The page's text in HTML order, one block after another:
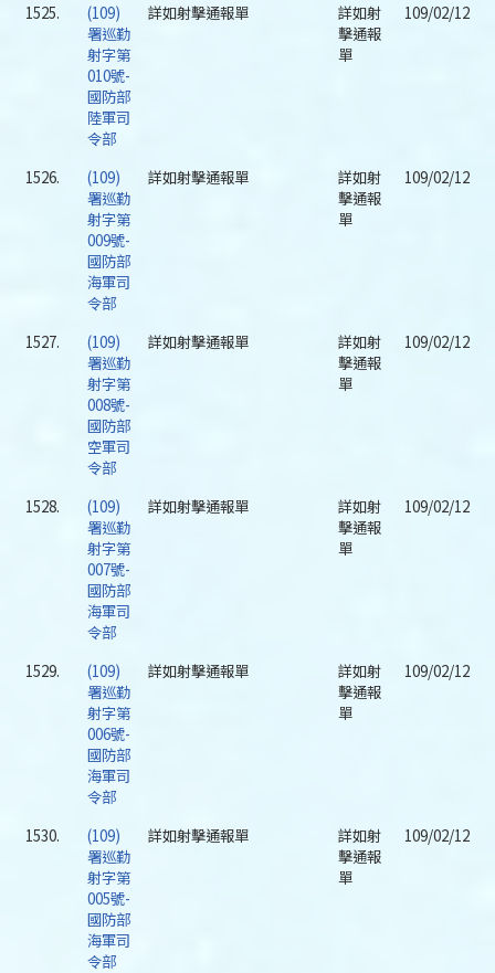
1525.
(109)
署巡勤
射字第
010號-
國防部
陸軍司
令部
詳如射擊通報單
詳如射
擊通報
單
109/02/12
1526.
(109)
署巡勤
射字第
009號-
國防部
海軍司
令部
詳如射擊通報單
詳如射
擊通報
單
109/02/12
1527.
(109)
署巡勤
射字第
008號-
國防部
空軍司
令部
詳如射擊通報單
詳如射
擊通報
單
109/02/12
1528.
(109)
署巡勤
射字第
007號-
國防部
海軍司
令部
詳如射擊通報單
詳如射
擊通報
單
109/02/12
1529.
(109)
署巡勤
射字第
006號-
國防部
海軍司
令部
詳如射擊通報單
詳如射
擊通報
單
109/02/12
1530.
(109)
署巡勤
射字第
005號-
國防部
海軍司
令部
詳如射擊通報單
詳如射
擊通報
單
109/02/12